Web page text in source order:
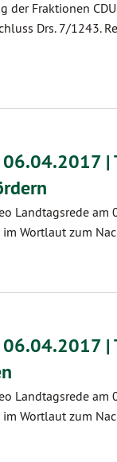
der Fraktionen
Drs. 7/1243.
|
Landtagsrede am
Wortlaut zum
|
Landtagsrede am
Wortlaut zum